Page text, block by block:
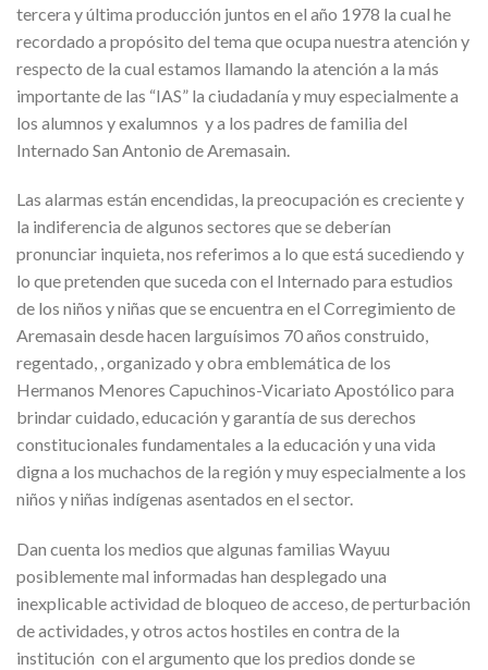
tercera y última producción juntos en el año 1978 la cual he
recordado a propósito del tema que ocupa nuestra atención y
respecto de la cual estamos llamando la atención a la más
importante de las “IAS” la ciudadanía y muy especialmente a
los alumnos y exalumnos y a los padres de familia del
Internado San Antonio de Aremasain.
Las alarmas están encendidas, la preocupación es creciente y
la indiferencia de algunos sectores que se deberían
pronunciar inquieta, nos referimos a lo que está sucediendo y
lo que pretenden que suceda con el Internado para estudios
de los niños y niñas que se encuentra en el Corregimiento de
Aremasain desde hacen larguísimos 70 años construido,
regentado, , organizado y obra emblemática de los
Hermanos Menores Capuchinos-Vicariato Apostólico para
brindar cuidado, educación y garantía de sus derechos
constitucionales fundamentales a la educación y una vida
digna a los muchachos de la región y muy especialmente a los
niños y niñas indígenas asentados en el sector.
Dan cuenta los medios que algunas familias Wayuu
posiblemente mal informadas han desplegado una
inexplicable actividad de bloqueo de acceso, de perturbación
de actividades, y otros actos hostiles en contra de la
institución con el argumento que los predios donde se